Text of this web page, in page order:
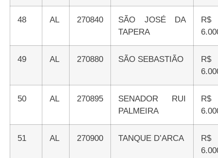
48 AL 270840
SÃO JOSÉ DA
TAPERA
R$
49 AL 270880 SÃO SEBASTIÃO
R$
50 AL 270895
SENADOR RUI
PALMEIRA
R$
51 AL 270900 TANQUE D’ARCA
R$